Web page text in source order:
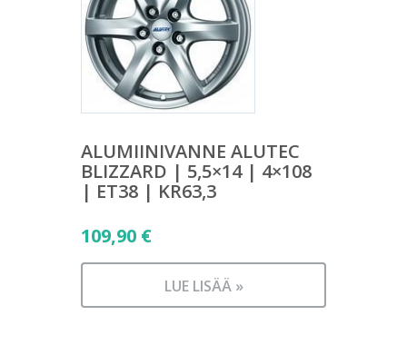
ALUMIINIVANNE ALUTEC
BLIZZARD | 5,5×14 | 4×108
| ET38 | KR63,3
109,90 €
LUE LISÄÄ »